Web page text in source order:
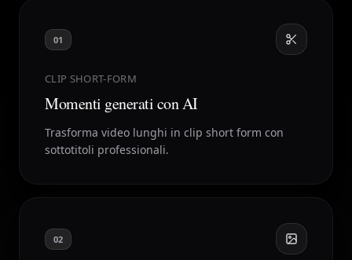
01
CLIP SHORT-FORM
Momenti generati con AI
Trasforma video lunghi in clip short form con
sottotitoli professionali.
02